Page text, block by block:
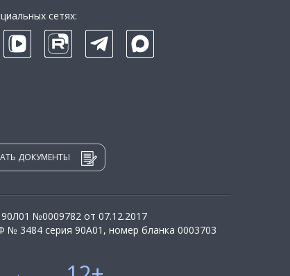
сетях:
ДОКУМЕНТЫ
№0009782 от 07.12.2017
№ 3484 серия 90А01, номер бланка 0003703